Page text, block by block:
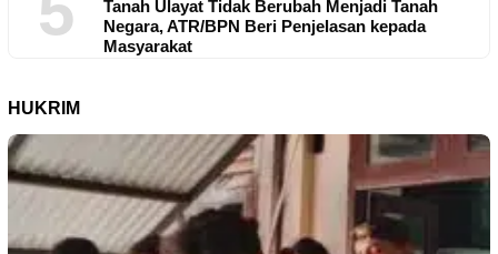
Tanah Ulayat Tidak Berubah Menjadi Tanah
Negara, ATR/BPN Beri Penjelasan kepada
Masyarakat
HUKRIM